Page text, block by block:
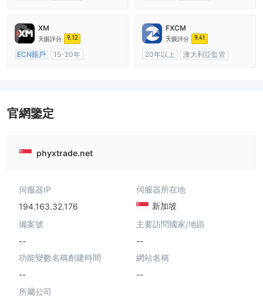
主標MT4
主標MT4
XM
天眼評分 9.12
ECN賬戶
15-20年
FXCM
天眼評分 9.41
20年以上
澳大利亞監管
官網鑒定
phyxtrade.net
伺服器IP
194.163.32.176
伺服器所在地
新加坡
備案號
--
主要訪問國家/地區
--
功能變數名稱創建時間
--
網站名稱
--
所屬公司